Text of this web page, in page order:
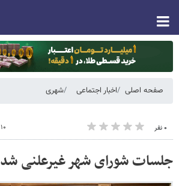
صفحه اصلی اخبار اجتماعی شهری
۰ نفر ۱۰ مهر ۱۴۰۰ - ۱۳:۱۳
جلسات شورای شهر غیرعلنی شد